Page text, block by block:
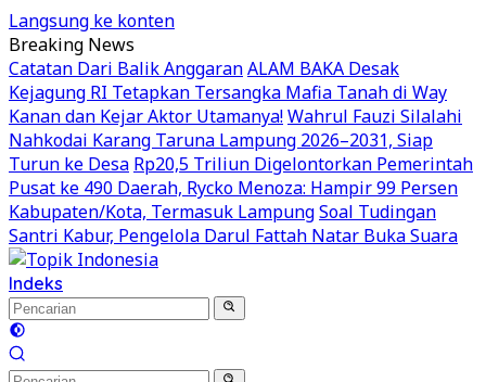
Langsung ke konten
Breaking News
Catatan Dari Balik AnggaranALAM BAKA Desak
Kejagung RI Tetapkan Tersangka Mafia Tanah di Way
Kanan dan Kejar Aktor Utamanya!Wahrul Fauzi Silalahi
Nahkodai Karang Taruna Lampung 2026–2031, Siap
Turun ke Desa Rp20,5 Triliun Digelontorkan Pemerintah
Pusat ke 490 Daerah, Rycko Menoza: Hampir 99 Persen
Kabupaten/Kota, Termasuk LampungSoal Tudingan
Santri Kabur, Pengelola Darul Fattah Natar Buka Suara
Indeks